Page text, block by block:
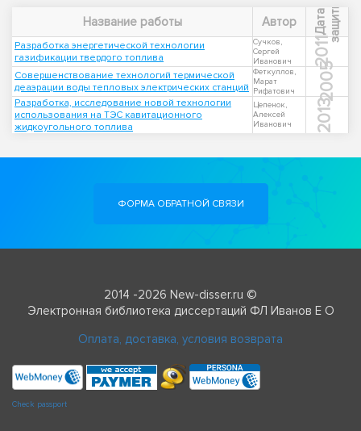
Название работы Автор Д
а
т
а
з
а
щ
и
т ы
Разработка энергетической технологии
газификации твердого топлива
Сучков,
Сергей
Иванович
2011
Совершенствование технологий термической
деаэрации воды тепловых электрических станций
Феткуллов,
Марат
Рифатович
2005
Разработка, исследование новой технологии
использования на ТЭС кавитационного
жидкоугольного топлива
Цепенок,
Алексей
Иванович
2013
ФОРМА ОБРАТНОЙ СВЯЗИ
2014 -2026 New-disser.ru ©
Электронная библиотека диссертаций ФЛ Иванов Е О
Оплата, доставка, условия возврата
Check passport